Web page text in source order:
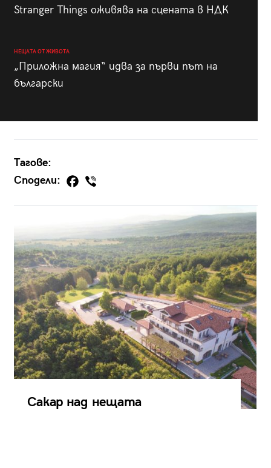
Stranger Things оживява на сцената в НДК
НЕЩАТА ОТ ЖИВОТА
„Приложна магия“ идва за първи път на
български
Тагове:
Сподели:
Сакар над нещата